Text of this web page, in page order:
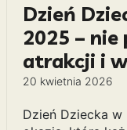
Dzień
2025 – nie
atrakcji i
20 kwietnia 2026
Dzień Dziecka